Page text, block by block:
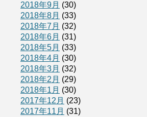
2018年9月 (30)
2018年8月 (33)
2018年7月 (32)
2018年6月 (31)
2018年5月 (33)
2018年4月 (30)
2018年3月 (32)
2018年2月 (29)
2018年1月 (30)
2017年12月 (23)
2017年11月 (31)